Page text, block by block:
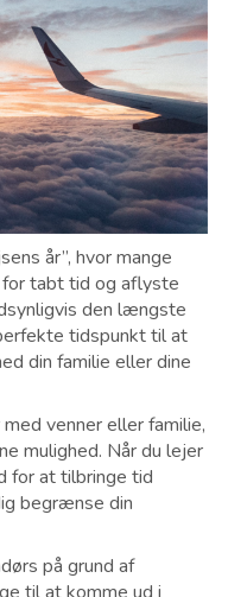
år”, hvor mange
tabt tid og aflyste
den længste
tidspunkt til at
din familie eller dine
venner eller familie,
mulighed. Når du lejer
for at tilbringe tid
begrænse din
på grund af